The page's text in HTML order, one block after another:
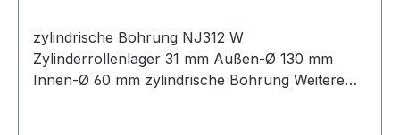
zylindrische Bohrung NJ312 W
Zylinderrollenlager 31 mm Außen-Ø 130 mm
Innen-Ø 60 mm zylindrische Bohrung Weitere